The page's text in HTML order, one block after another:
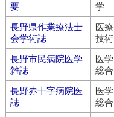
要
学
長野県作業療法士
会学術誌
医療
技術
長野市民病院医学
雑誌
医学
総合
長野赤十字病院医
誌
医学
総合